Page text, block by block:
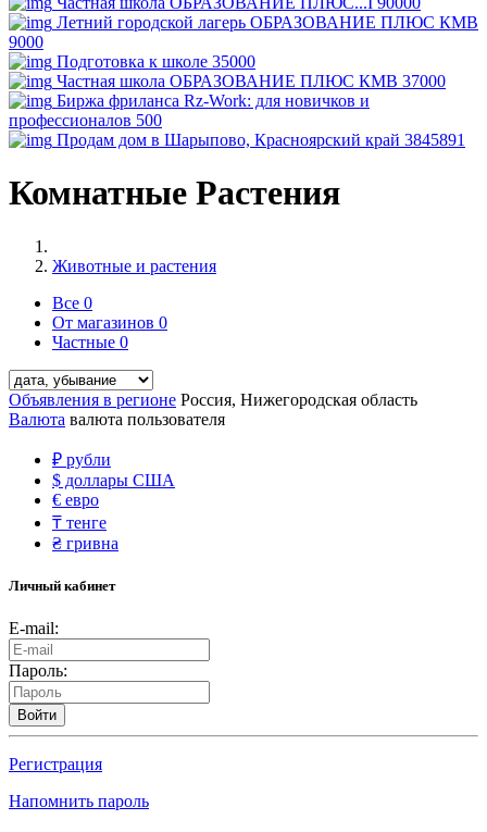
Летний городской лагерь ОБРАЗОВАНИЕ ПЛЮС КМВ
9000
Подготовка к школе 35000
Частная школа ОБРАЗОВАНИЕ ПЛЮС КМВ 37000
Биржа фриланса Rz-Work: для новичков и
профессионалов 500
Продам дом в Шарыпово, Красноярский край 3845891
Комнатные Растения
Животные и растения
Все 0
От магазинов 0
Частные 0
Объявления в регионе Россия, Нижегородская область
Валюта валюта пользователя
₽ рубли
$ доллары США
€ евро
₸ тенге
₴ гривна
Личный кабинет
E-mail:
Пароль:
Войти
Регистрация
Напомнить пароль